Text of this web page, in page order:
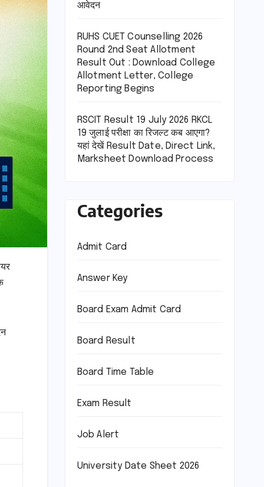
आवेदन
RUHS CUET Counselling 2026
Round 2nd Seat Allotment
Result Out : Download College
Allotment Letter, College
Reporting Begins
RSCIT Result 19 July 2026 RKCL
19 जुलाई परीक्षा का रिजल्ट कब आएगा?
यहां देखें Result Date, Direct Link,
Marksheet Download Process
Categories
Admit Card
Answer Key
Board Exam Admit Card
Board Result
Board Time Table
Exam Result
Job Alert
University Date Sheet 2026